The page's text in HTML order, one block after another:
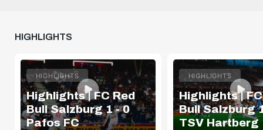
HIGHLIGHTS
HIGHLIGHTS
Highlights | FC Red
Bull Salzburg 1 - 0
Pafos FC
HIGHLIGHTS
Highlights |
Bull Salzburg
TSV Hartberg